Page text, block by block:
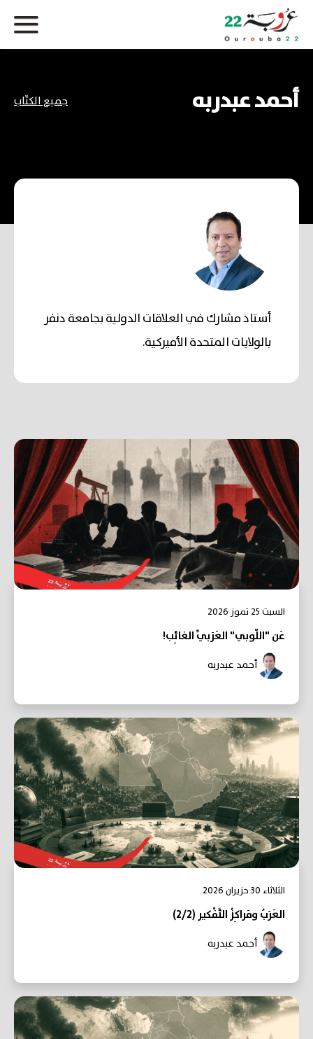
أحمد عبدربه جميع الكتّاب
أستاذ مشارك في العلاقات الدولية بجامعة دنفر
بالولايات المتحدة الأميركية.
السبت 25 تموز 2026
عَن "اللّوبي" العَرَبيِّ الغائِب!
أحمد عبدربه
الثلاثاء 30 حزيران 2026
العَرَبُ ومَراكِزُ التَّفْكير (2/2)
أحمد عبدربه